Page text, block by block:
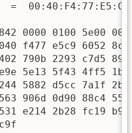
=  00:40:F4:77:E5:C9
0000 0100 5e00
f477 e5c9 6052
790b 2293 c7d5
5e13 5f43 4ff5
5882 d5cc 7a1f
906d 0d90 88c4
e214 2b28 fc19